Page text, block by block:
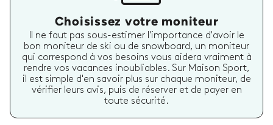
Choisissez votre moniteur
Il ne faut pas sous-estimer l'importance d'avoir le
bon moniteur de ski ou de snowboard, un moniteur
qui correspond à vos besoins vous aidera vraiment à
rendre vos vacances inoubliables. Sur Maison Sport,
il est simple d'en savoir plus sur chaque moniteur, de
vérifier leurs avis, puis de réserver et de payer en
toute sécurité.